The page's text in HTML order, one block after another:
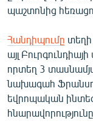
ՁԳՏԵԼՈՎ
ՓՈԴՔԱՍԹ
Հայերեն
English
Русский
պաշտոնից
Հանդիպումը տեղի
այլ
որտեղ 3
նախագահ
եվրոպական